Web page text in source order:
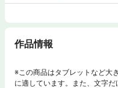
作品情報
※この商品はタブレットなど大
に適しています。また、文字